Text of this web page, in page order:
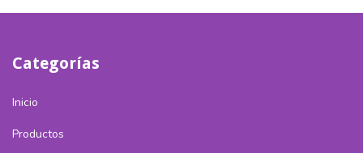
Categorías
Inicio
Productos